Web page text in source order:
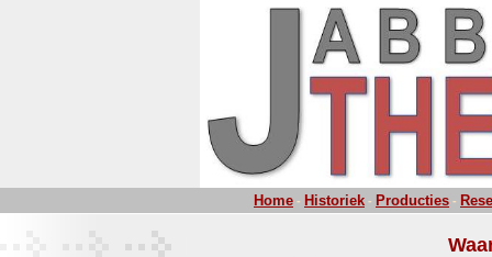
Home - Historiek - Producties -